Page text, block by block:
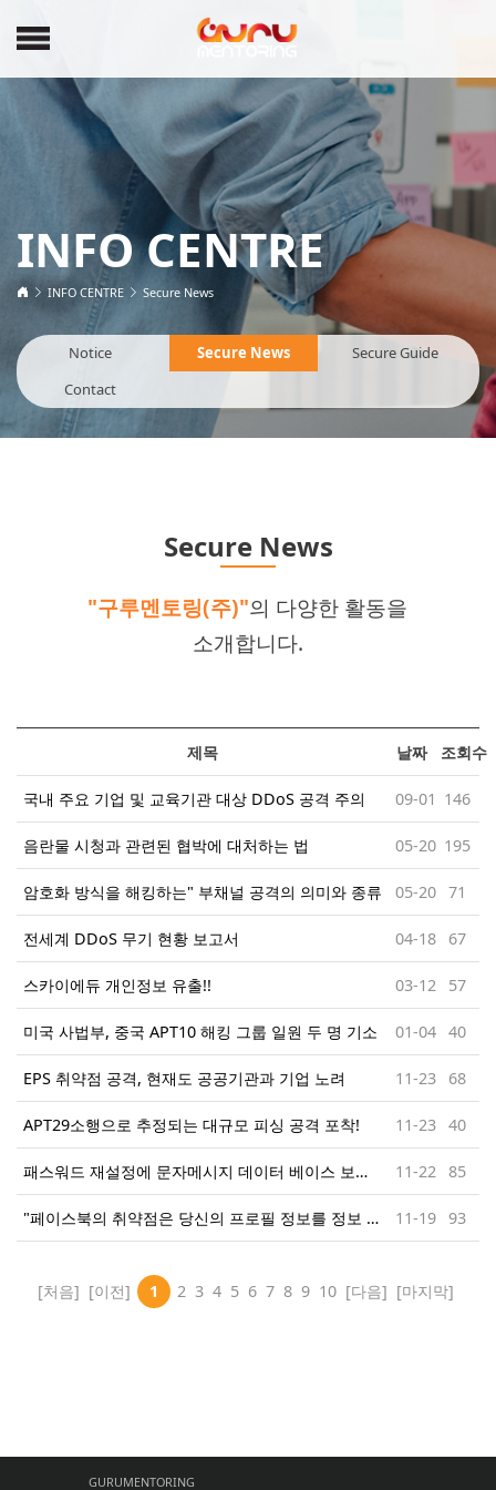
INFO CENTRE
INFO CENTRE Secure News
Notice Secure News
Secure Guide
Contact
Secure News
"구루멘토링(주)"의 다양한 활동을
소개합니다.
제목 날짜 조회수
국내 주요 기업 및 교육기관 대상 DDoS 공격 주의 09-01 146
음란물 시청과 관련된 협박에 대처하는 법 05-20 195
암호화 방식을 해킹하는" 부채널 공격의 의미와 종류 05-20 71
전세계 DDoS 무기 현황 보고서 04-18 67
스카이에듀 개인정보 유출!! 03-12 57
미국 사법부, 중국 APT10 해킹 그룹 일원 두 명 기소 01-04 40
EPS 취약점 공격, 현재도 공공기관과 기업 노려 11-23 68
APT29소행으로 추정되는 대규모 피싱 공격 포착! 11-23 40
패스워드 재설정에 문자메시지 데이터 베이스 보안은 매우 취약하다! 11-22 85
"페이스북의 취약점은 당신의 프로필 정보를 정보 도둑들에게 제공하였다. " 11-19 93
[처음] [이전] 1 2 3 4 5 6 7 8 9 10 [다음] [마지막]
GURUMENTORING